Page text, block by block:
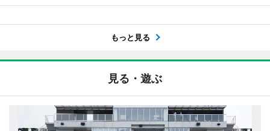
もっと見る
見る・遊ぶ